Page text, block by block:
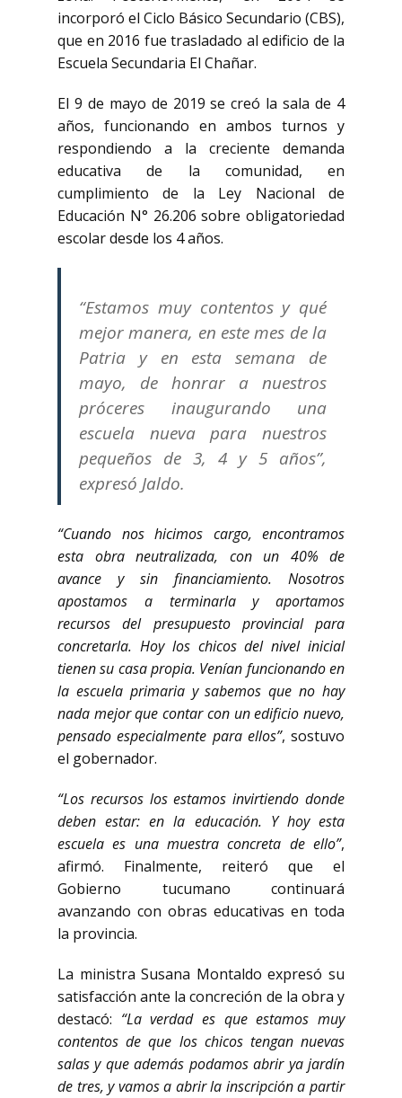
incorporó el Ciclo Básico Secundario (CBS),
que en 2016 fue trasladado al edificio de la
Escuela Secundaria El Chañar.
El 9 de mayo de 2019 se creó la sala de 4
años, funcionando en ambos turnos y
respondiendo a la creciente demanda
educativa de la comunidad, en
cumplimiento de la Ley Nacional de
Educación N° 26.206 sobre obligatoriedad
escolar desde los 4 años.
“Estamos muy contentos y qué
mejor manera, en este mes de la
Patria y en esta semana de
mayo, de honrar a nuestros
próceres inaugurando una
escuela nueva para nuestros
pequeños de 3, 4 y 5 años”,
expresó Jaldo.
“Cuando nos hicimos cargo, encontramos
esta obra neutralizada, con un 40% de
avance y sin financiamiento. Nosotros
apostamos a terminarla y aportamos
recursos del presupuesto provincial para
concretarla. Hoy los chicos del nivel inicial
tienen su casa propia. Venían funcionando en
la escuela primaria y sabemos que no hay
nada mejor que contar con un edificio nuevo,
pensado especialmente para ellos”, sostuvo
el gobernador.
“Los recursos los estamos invirtiendo donde
deben estar: en la educación. Y hoy esta
escuela es una muestra concreta de ello”,
afirmó. Finalmente, reiteró que el
Gobierno tucumano continuará
avanzando con obras educativas en toda
la provincia.
La ministra Susana Montaldo expresó su
satisfacción ante la concreción de la obra y
destacó: “La verdad es que estamos muy
contentos de que los chicos tengan nuevas
salas y que además podamos abrir ya jardín
de tres, y vamos a abrir la inscripción a partir